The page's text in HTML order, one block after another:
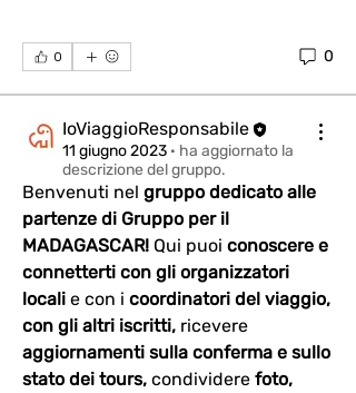
0 0
IoViaggioResponsabile
11 giugno 2023 · ha aggiornato la
descrizione del gruppo.
Benvenuti nel gruppo dedicato alle
partenze di Gruppo per il
MADAGASCAR! Qui puoi conoscere e
connetterti con gli organizzatori
locali e con i coordinatori del viaggio,
con gli altri iscritti,
aggiornamenti sulla conferma e sullo
stato dei tours, condividere foto,